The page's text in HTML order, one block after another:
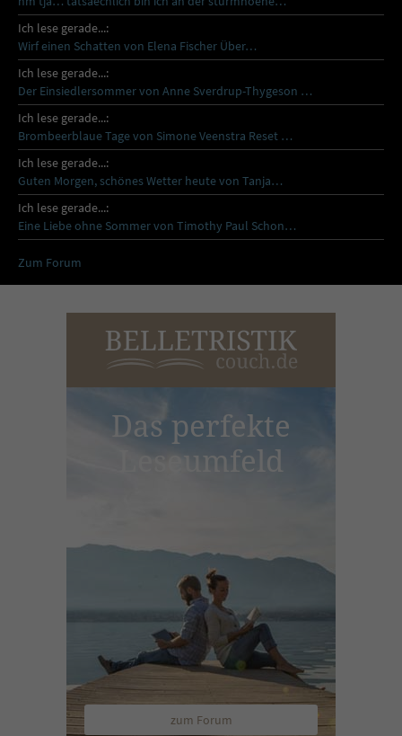
Ich lese gerade...:
Wirf einen Schatten von Elena Fischer Über…
Ich lese gerade...:
Der Einsiedlersommer von Anne Sverdrup-Thygeson …
Ich lese gerade...:
Brombeerblaue Tage von Simone Veenstra Reset …
Ich lese gerade...:
Guten Morgen, schönes Wetter heute von Tanja…
Ich lese gerade...:
Eine Liebe ohne Sommer von Timothy Paul Schon…
Zum Forum
Das perfekte
Leseumfeld
zum Forum